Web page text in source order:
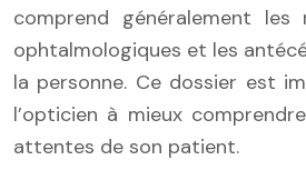
comprend généralement
ophtalmologiques et les
la personne. Ce dossier est
l’opticien à mieux
attentes de son patient.